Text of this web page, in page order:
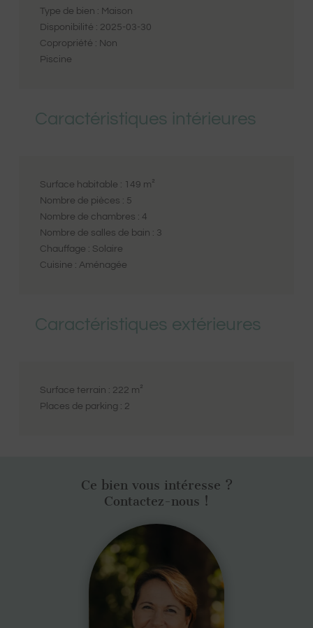
Type de bien : Maison
Disponibilité : 2025-03-30
Copropriété : Non
Piscine
Caractéristiques intérieures
Surface habitable : 149 m²
Nombre de pièces : 5
Nombre de chambres : 4
Nombre de salles de bain : 3
Chauffage : Solaire
Cuisine : Aménagée
Caractéristiques extérieures
Surface terrain : 222 m²
Places de parking : 2
Ce bien vous intéresse ?
Contactez-nous !